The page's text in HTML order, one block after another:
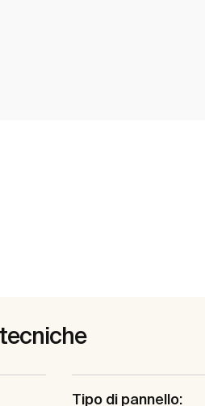
Tipo di pannello: